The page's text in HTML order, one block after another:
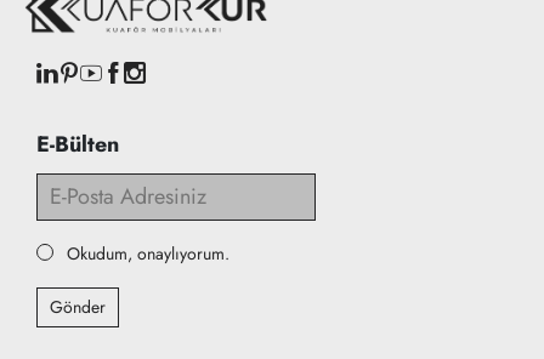
E-Bülten
Okudum, onaylıyorum.
Gönder